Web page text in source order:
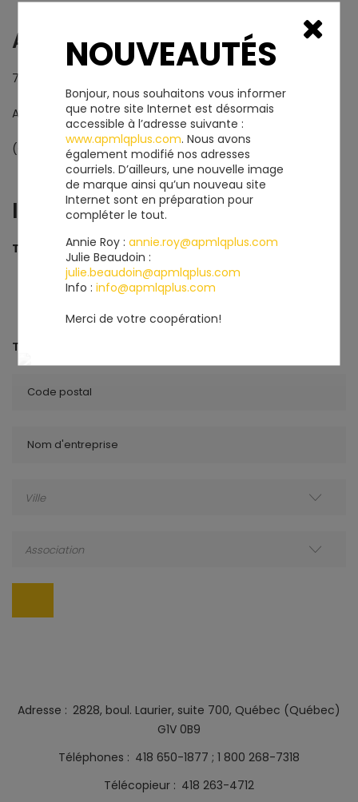
NOUVEAUTÉS
Bonjour, nous souhaitons vous informer
que notre site Internet est désormais
accessible à l’adresse suivante :
www.apmlqplus.com. Nous avons
également modifié nos adresses
courriels. D’ailleurs, une nouvelle image
de marque ainsi qu’un nouveau site
Internet sont en préparation pour
compléter le tout.
Annie Roy :annie.roy@apmlqplus.com
Julie Beaudoin :
julie.beaudoin@apmlqplus.com
Info :info@apmlqplus.com
Merci de votre coopération!
ADRESSE
7665, rue Larrey, suite 100
Anjou
(Québec) H1J 2T7
INFORMATIONS
Téléphone 514 758-5626
TROUVER UN MEMBRE
Code postal
Nom d'entreprise
Ville
Association
Adresse
2828, boul. Laurier, suite 700, Québec (Québec)
G1V 0B9
Téléphones
418 650-1877 1 800 268-7318
Télécopieur
418 263-4712